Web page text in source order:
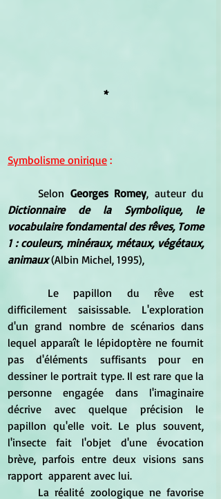
*
Symbolisme onirique :
	Selon
Georges Romey
Dictionnaire de la Symbolique, le
vocabulaire fondamental des rêves, Tome
1 : couleurs, minéraux, métaux, végétaux,
animaux (Albin Michel, 1995),
difficilement saisissable. L'exploration
d'un grand nombre de scénarios dans
lequel apparaît le lépidoptère ne fournit
pas d'éléments suffisants pour en
dessiner le portrait type. Il est rare que la
personne engagée dans l'imaginaire
décrive avec quelque précision le
papillon qu'elle voit. Le plus souvent,
l'insecte fait l'objet d'une évocation
brève, parfois entre deux visions sans
rapport  apparent avec lui.